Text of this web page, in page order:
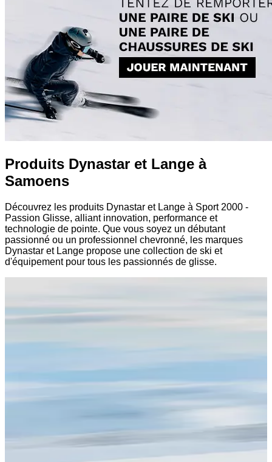
Produits Dynastar et Lange à
Samoens
Découvrez les produits Dynastar et Lange à Sport 2000 -
Passion Glisse, alliant innovation, performance et
technologie de pointe. Que vous soyez un débutant
passionné ou un professionnel chevronné, les marques
Dynastar et Lange propose une collection de ski et
d'équipement pour tous les passionnés de glisse.